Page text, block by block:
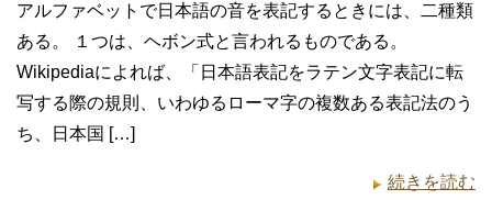
アルファベットで日本語の音を表記するときには、二種類
ある。 １つは、ヘボン式と言われるものである。
Wikipediaによれば、「日本語表記をラテン文字表記に転
写する際の規則、いわゆるローマ字の複数ある表記法のう
ち、日本国 […]
続きを読む